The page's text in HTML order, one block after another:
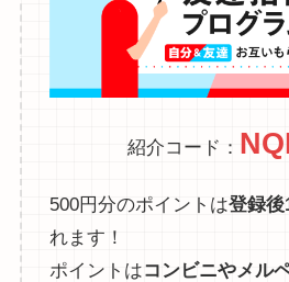
紹介コード：
500円分のポイントは登録
れます！
ポイントはコンビニやメル